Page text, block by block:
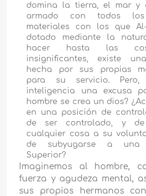
domina la tierra, el mar y
armado con todos los
materiales con los que
dotado mediante la
hacer hasta las
insignificantes, existe
hecha por sus propias
para su servicio.
inteligencia una excusa
hombre se crea un dios?
en una posición de
de ser controlado, y de
cualquier cosa a su
de subyugarse a una
Superior?
Imaginemos al hombre,
fuerza y agudeza mental,
sus propios hermanos